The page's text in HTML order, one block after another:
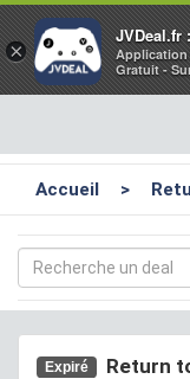
×
JVDeal.fr
Application
Gratuit -
Accueil >
Expiré Return